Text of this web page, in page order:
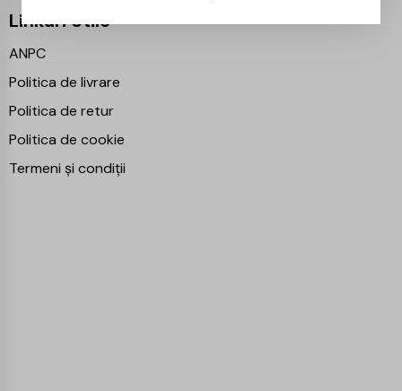
Linkuri Utile
ANPC
Politica de livrare
Politica de retur
Politica de cookie
Termeni și condiții